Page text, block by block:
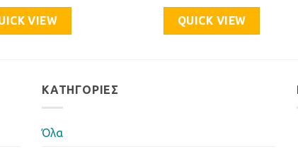
VIEW QUICK VIEW
ΚΑΤΗΓΟΡΊΕΣ
Όλα